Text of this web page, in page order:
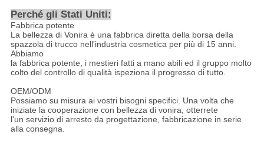
Perché gli Stati Uniti:
Fabbrica potente
La bellezza di Vonira è una fabbrica diretta della borsa della
spazzola di trucco nell'industria cosmetica per più di 15 anni.
Abbiamo
la fabbrica potente, i mestieri fatti a mano abili ed il gruppo molto
colto del controllo di qualità ispeziona il progresso di tutto.
OEM/ODM
Possiamo su misura ai vostri bisogni specifici. Una volta che
iniziate la cooperazione con bellezza di vonira, otterrete
l'un servizio di arresto da progettazione, fabbricazione in serie
alla consegna.